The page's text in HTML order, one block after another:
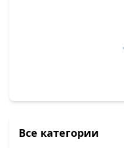
Все категории